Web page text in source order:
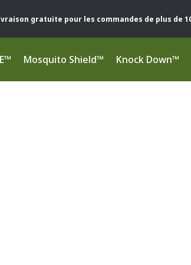
gratuite pour les commandes de plus de
Mosquito Shield™ Knock Down™